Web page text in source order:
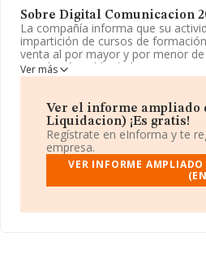
Sobre Digital Comunicacion
La compañía informa que su
impartición de cursos de
venta al por mayor y por menor
sociales, la publicidad tanto en
actividad inmobil. La empresa
n.c.o.p.', cuyo Código es 8559.
exteriores.
La empresaDigital
B72259799, está situada en Calle
en el municipio de El Puerto De
sector, en el ámbito nacional la
Ver más
Ver el informe ampliado
Liquidacion) ¡Es gratis!
Regístrate en eInforma y te
empresa.
VER INFORME